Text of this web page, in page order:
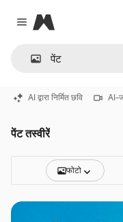
Close menu
Magnific
AI द्वारा निर्मित छवि AI-
पेंट तस्वीरें
फोटो